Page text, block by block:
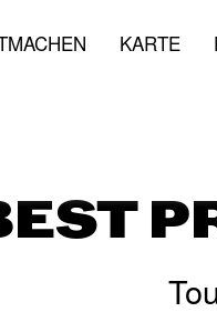
KARTE